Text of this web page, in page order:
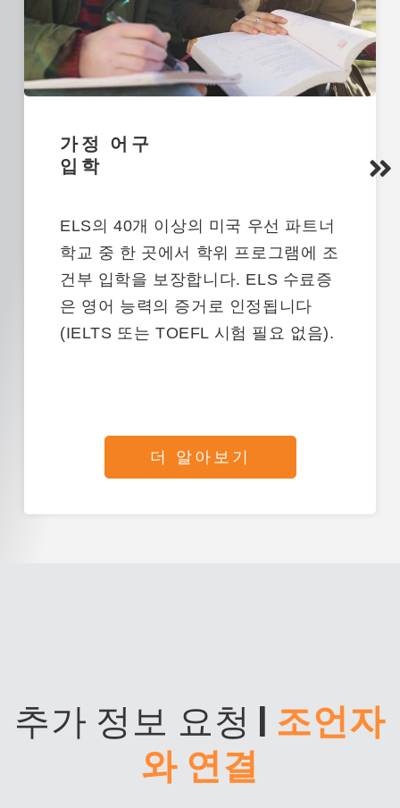
가정 어구
입학
ELS의 40개 이상의 미국 우선 파트너
학교 중 한 곳에서 학위 프로그램에 조
건부 입학을 보장합니다. ELS 수료증
은 영어 능력의 증거로 인정됩니다
(IELTS 또는 TOEFL 시험 필요 없음).
더 알아보기
추가 정보 요청 | 조언자
와 연결